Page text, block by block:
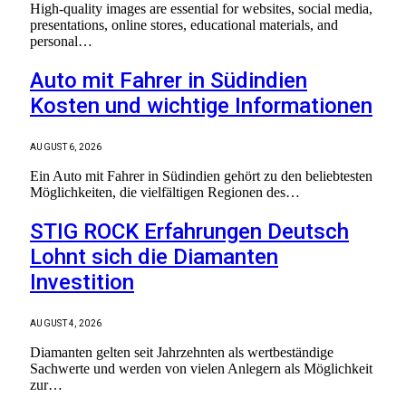
High-quality images are essential for websites, social media,
presentations, online stores, educational materials, and
personal…
Auto mit Fahrer in Südindien
Kosten und wichtige Informationen
AUGUST 6, 2026
Ein Auto mit Fahrer in Südindien gehört zu den beliebtesten
Möglichkeiten, die vielfältigen Regionen des…
STIG ROCK Erfahrungen Deutsch
Lohnt sich die Diamanten
Investition
AUGUST 4, 2026
Diamanten gelten seit Jahrzehnten als wertbeständige
Sachwerte und werden von vielen Anlegern als Möglichkeit
zur…